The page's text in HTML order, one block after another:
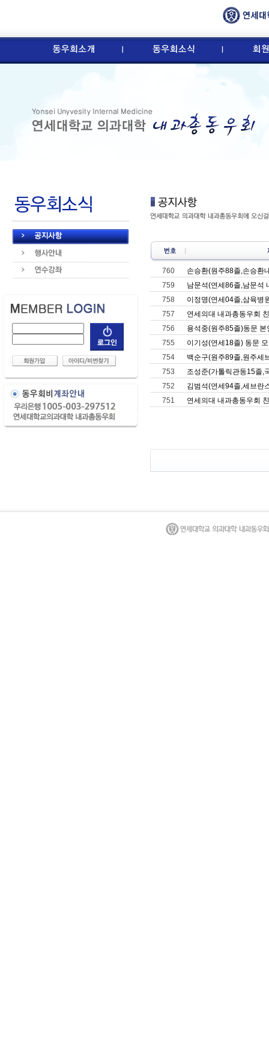
760
손승환(원주88졸,손승환
759
남문석(연세86졸,남문석
758
이정명(연세04졸,삼육병
757
연세의대 내과총동우회
756
용석중(원주85졸)동문
755
이기성(연세18졸) 동문
754
백순구(원주89졸,원주세
753
조성준(가톨릭관동15졸,
752
김범석(연세94졸,세브란
751
연세의대 내과총동우회